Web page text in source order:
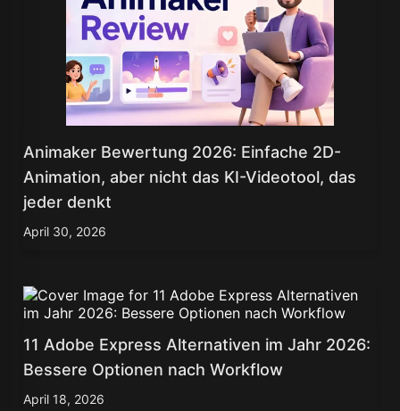
Animaker Bewertung 2026: Einfache 2D-
Animation, aber nicht das KI-Videotool, das
jeder denkt
April 30, 2026
11 Adobe Express Alternativen im Jahr 2026:
Bessere Optionen nach Workflow
April 18, 2026